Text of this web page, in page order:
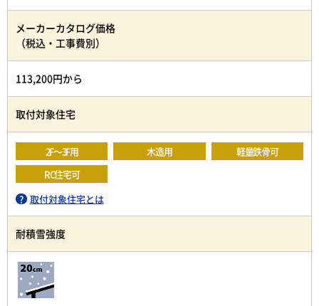
メーカーカタログ価格
（税込・工事費別）
113,200円から
取付対象住宅
2F～3F用 木造用
軽量鉄骨可
RC住宅可
取付対象住宅とは
耐積雪強度